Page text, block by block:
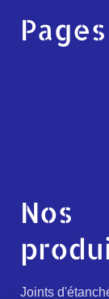
Pages
Nos
Joints